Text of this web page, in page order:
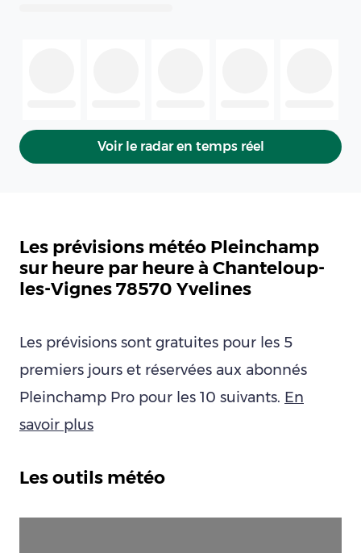
Voir le radar en temps réel
Les prévisions météo Pleinchamp
sur heure par heure à Chanteloup-
les-Vignes 78570 Yvelines
Les prévisions sont gratuites pour les 5
premiers jours et réservées aux abonnés
Pleinchamp Pro pour les 10 suivants. En
savoir plus
Les outils météo